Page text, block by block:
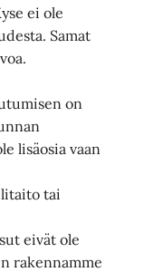
ei ole
Samat
on
lisäosia vaan
tai
eivät ole
rakennamme